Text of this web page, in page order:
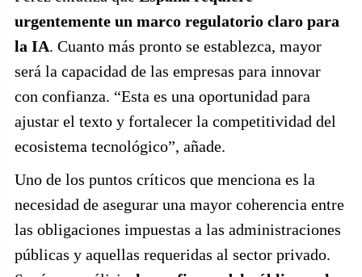
urgentemente un marco regulatorio claro para
la IA. Cuanto más pronto se establezca, mayor
será la capacidad de las empresas para innovar
con confianza. “Esta es una oportunidad para
ajustar el texto y fortalecer la competitividad del
ecosistema tecnológico”, añade.
Uno de los puntos críticos que menciona es la
necesidad de asegurar una mayor coherencia entre
las obligaciones impuestas a las administraciones
públicas y aquellas requeridas al sector privado.